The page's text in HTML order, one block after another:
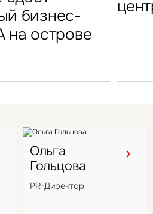
бизнес-
на острове
откроется
компании
Ольга
Гольцова
PR-Директор